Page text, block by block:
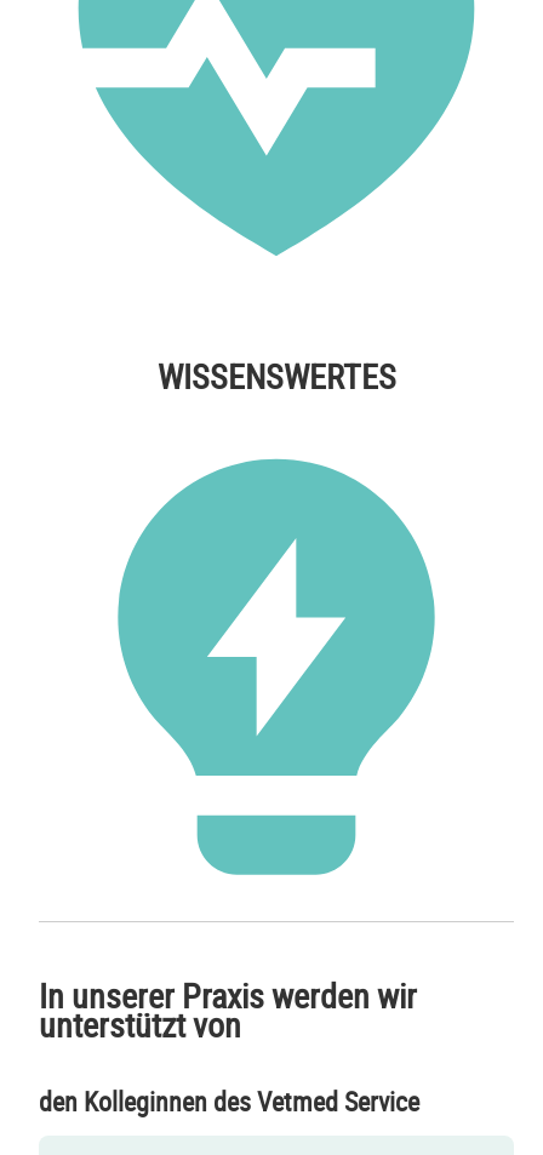
WISSENSWERTES
In unserer Praxis werden wir
unterstützt von
den Kolleginnen des Vetmed Service